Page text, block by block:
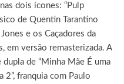
dois ícones: “Pulp
de Quentin Tarantino
e os Caçadores da
em versão remasterizada. A
de “Minha Mãe É uma
2”, franquia com Paulo